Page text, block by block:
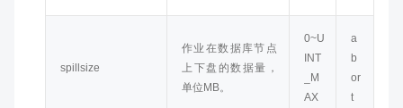
spillsize
作业在数据库节点
上下盘的数据量，
单位MB。
0~U
INT
_M
AX
a
b
or
t